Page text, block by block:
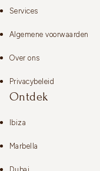
Services
Algemene voorwaarden
Over ons
Privacybeleid
Ontdek
Ibiza
Marbella
Dubai